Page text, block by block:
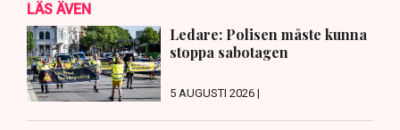
LÄS ÄVEN
Ledare: Polisen måste kunna
stoppa sabotagen
5 AUGUSTI 2026 |